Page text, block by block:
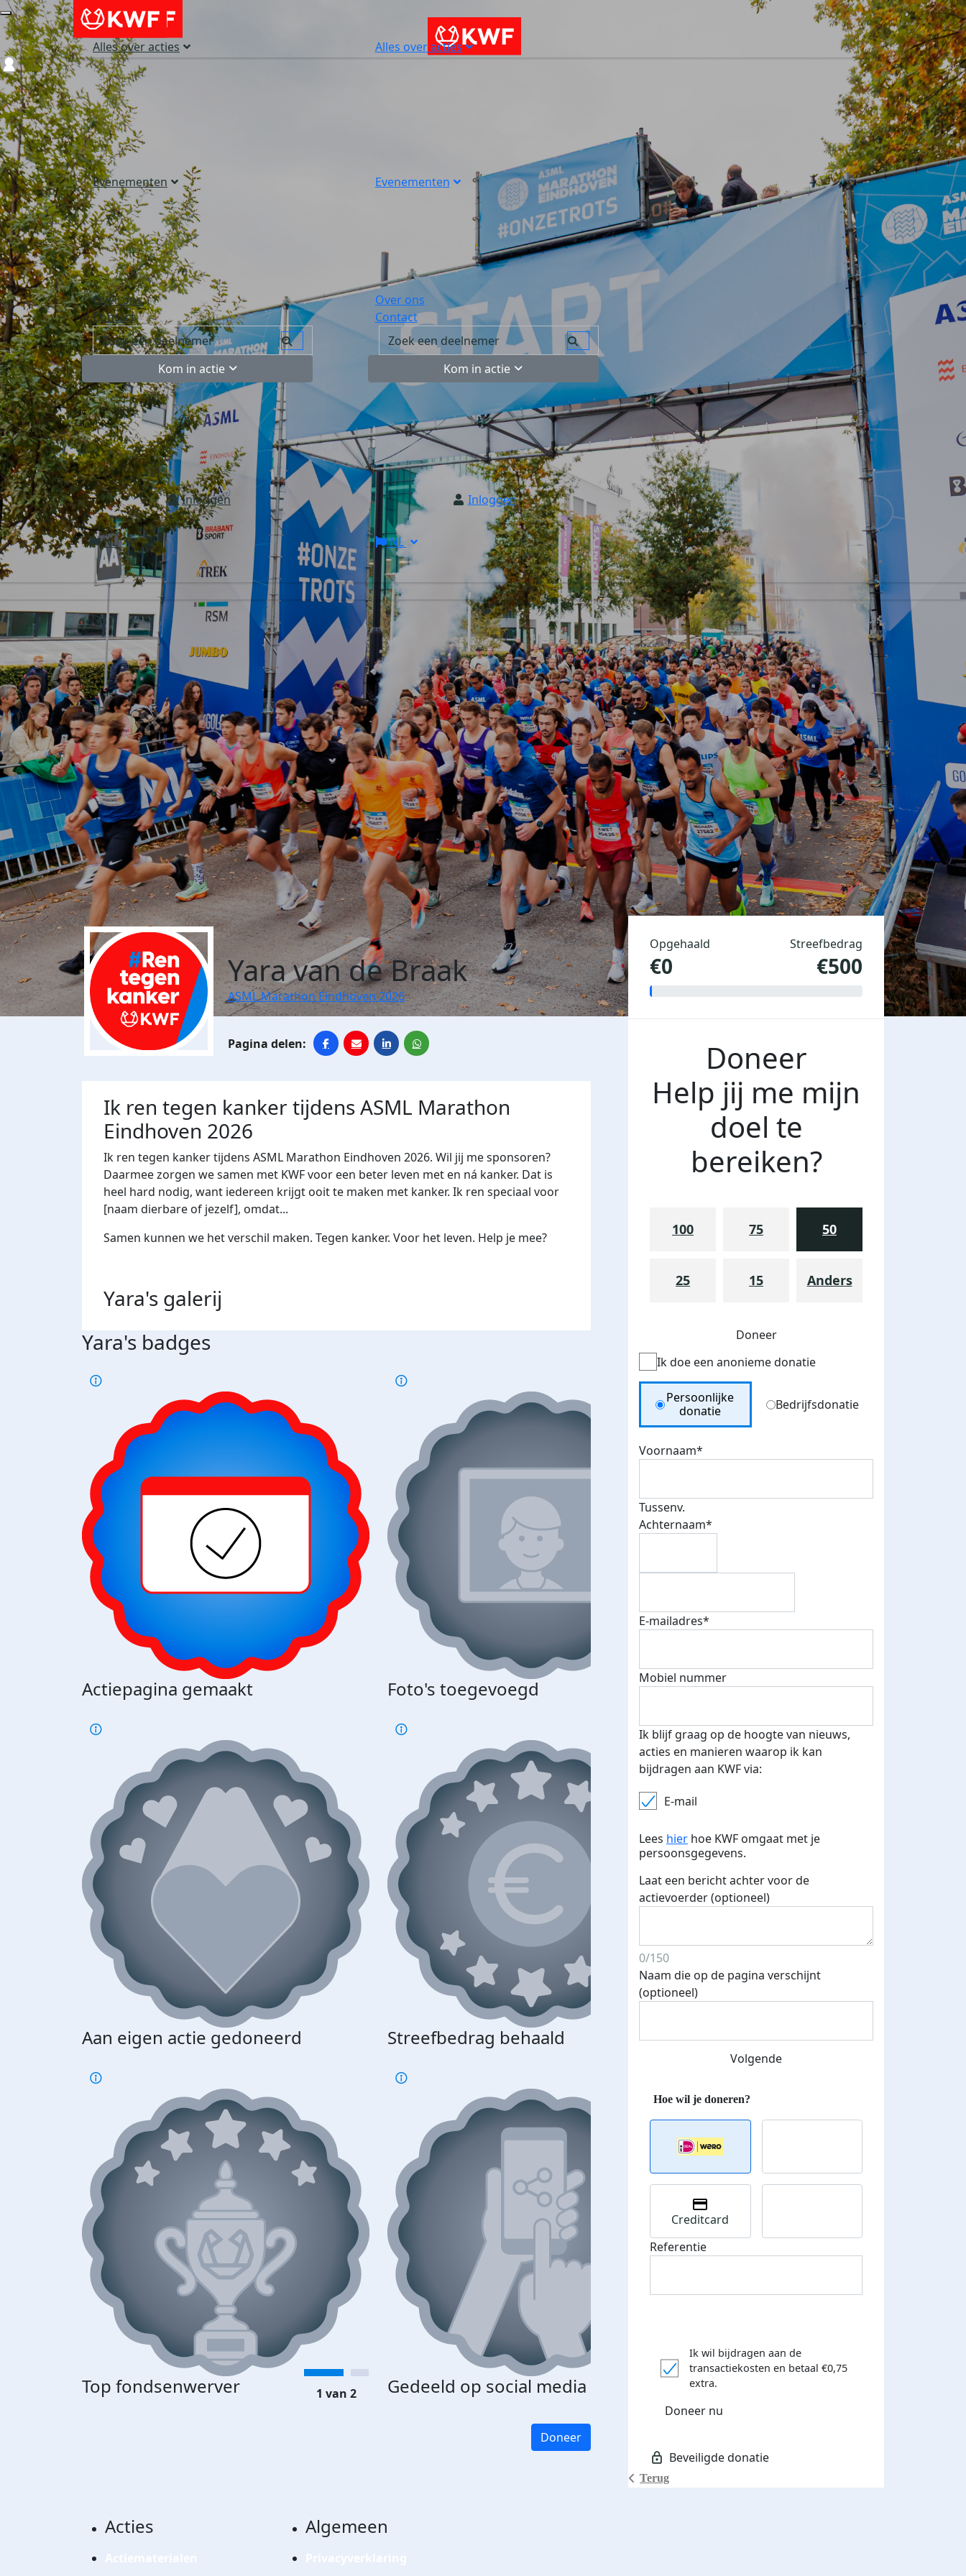
Alles over acties
Evenementen
Over ons
Contact
Kom in actie
Inloggen
NL
Alles over acties
Evenementen
Over ons
Contact
Kom in actie
Inloggen
NL
Login
Yara van de Braak
ASML Marathon Eindhoven 2026
Ik ren tegen kanker tijdens ASML Marathon
Eindhoven 2026
Ik ren tegen kanker tijdens ASML Marathon Eindhoven 2026. Wil jij me sponsoren?
Daarmee zorgen we samen met KWF voor een beter leven met en ná kanker. Dat is
heel hard nodig, want iedereen krijgt ooit te maken met kanker. Ik ren speciaal voor
[naam dierbare of jezelf], omdat...
Samen kunnen we het verschil maken. Tegen kanker. Voor het leven. Help je mee?
Yara's galerij
Yara's badges
Actiepagina gemaakt Foto's toegevoegd E-mails verstuurd
Aan eigen actie gedoneerd Streefbedrag behaald Streefbedrag verhoogd
Top fondsenwerver Gedeeld op social media Donateurs bedankt
Bij 500 euro aan donaties ontvang
je je speciale KWF t-shirt!
1 van 2
Doneer
Opgehaald
€0
Streefbedrag
€500
Doneer
Help jij me mijn
doel te
bereiken?
100 75 50
25 15 Anders
Doneer
Ik doe een anonieme donatie
Donation Type
Persoonlijke
donatie
Bedrijfsdonatie
Voornaam*
Tussenv.
Achternaam*
E-mailadres*
Mobiel nummer
Ik blijf graag op de hoogte van nieuws,
acties en manieren waarop ik kan
bijdragen aan KWF via:
E-mail
Lees hier hoe KWF omgaat met je
persoonsgegevens.
Laat een bericht achter voor de
actievoerder (optioneel)
0/150
Naam die op de pagina verschijnt
(optioneel)
Volgende
Terug
Creditcard
Referentie
Ik wil bijdragen aan de
transactiekosten en betaal €0,75
extra.
Doneer nu
Acties Algemeen